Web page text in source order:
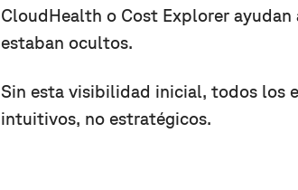
CloudHealth o Cost Explorer
estaban ocultos.
Sin esta visibilidad inicial, todos los
intuitivos, no estratégicos.